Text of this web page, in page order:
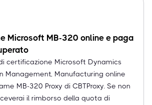
Microsoft MB-320 online e paga
certificazione Microsoft Dynamics
Management, Manufacturing online
MB-320 Proxy di CBTProxy. Se non
il rimborso della quota di